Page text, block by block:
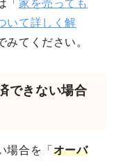
「 家を売っても
いて詳しく解
みてください。
できない場合
場合を「 オーバ